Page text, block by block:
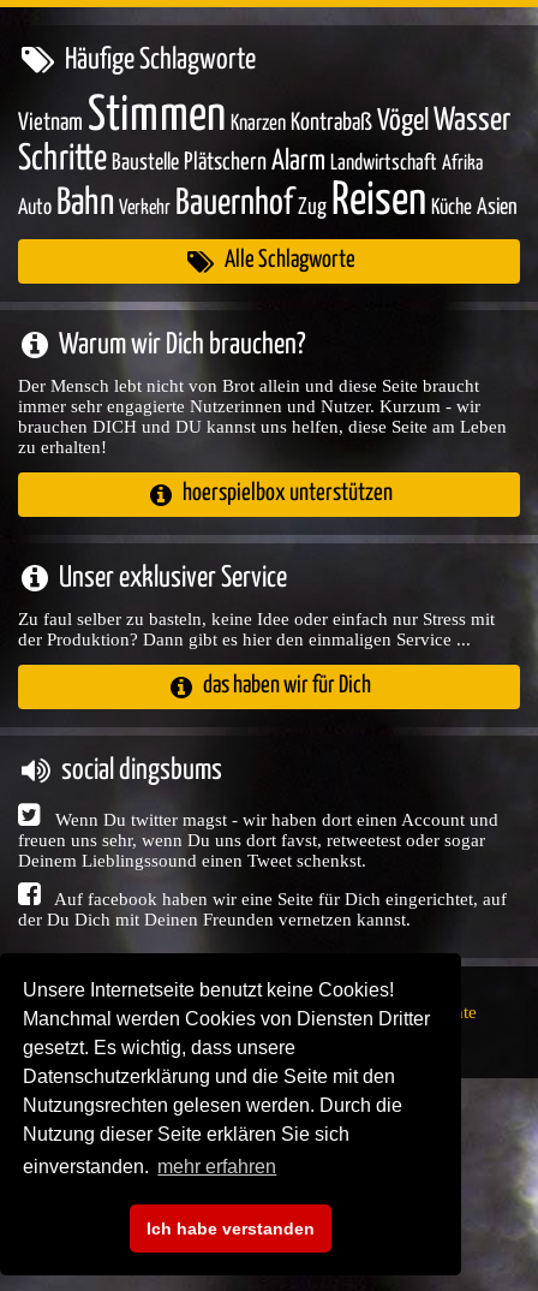
Unsere Internetseite benutzt keine Cookies!
Manchmal werden Cookies von Diensten Dritter
gesetzt. Es wichtig, dass unsere
Datenschutzerklärung und die Seite mit den
Nutzungsrechten gelesen werden. Durch die
Nutzung dieser Seite erklären Sie sich
einverstanden. mehr erfahren
Ich habe verstanden
Häufige Schlagworte
Vietnam Stimmen Knarzen Kontrabaß Vögel Wasser
Schritte Baustelle Plätschern Alarm Landwirtschaft Afrika
Auto Bahn Verkehr Bauernhof Zug Reisen Küche Asien
Alle Schlagworte
Warum wir Dich brauchen?
Der Mensch lebt nicht von Brot allein und diese Seite braucht
immer sehr engagierte Nutzerinnen und Nutzer. Kurzum - wir
brauchen DICH und DU kannst uns helfen, diese Seite am Leben
zu erhalten!
hoerspielbox unterstützen
Unser exklusiver Service
Zu faul selber zu basteln, keine Idee oder einfach nur Stress mit
der Produktion? Dann gibt es hier den einmaligen Service ...
das haben wir für Dich
social dingsbums
Wenn Du twitter magst - wir haben dort einen Account und
freuen uns sehr, wenn Du uns dort favst, retweetest oder sogar
Deinem Lieblingssound einen Tweet schenkst.
Auf facebook haben wir eine Seite für Dich eingerichtet, auf
der Du Dich mit Deinen Freunden vernetzen kannst.
Copyright © Audio Union GbR, 1999 - 2026,Nutzungsrechte
SENDEPLATZ↗